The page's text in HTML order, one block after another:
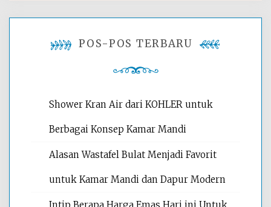
POS-POS TERBARU
Shower Kran Air dari KOHLER untuk
Berbagai Konsep Kamar Mandi
Alasan Wastafel Bulat Menjadi Favorit
untuk Kamar Mandi dan Dapur Modern
Intip Berapa Harga Emas Hari ini Untuk